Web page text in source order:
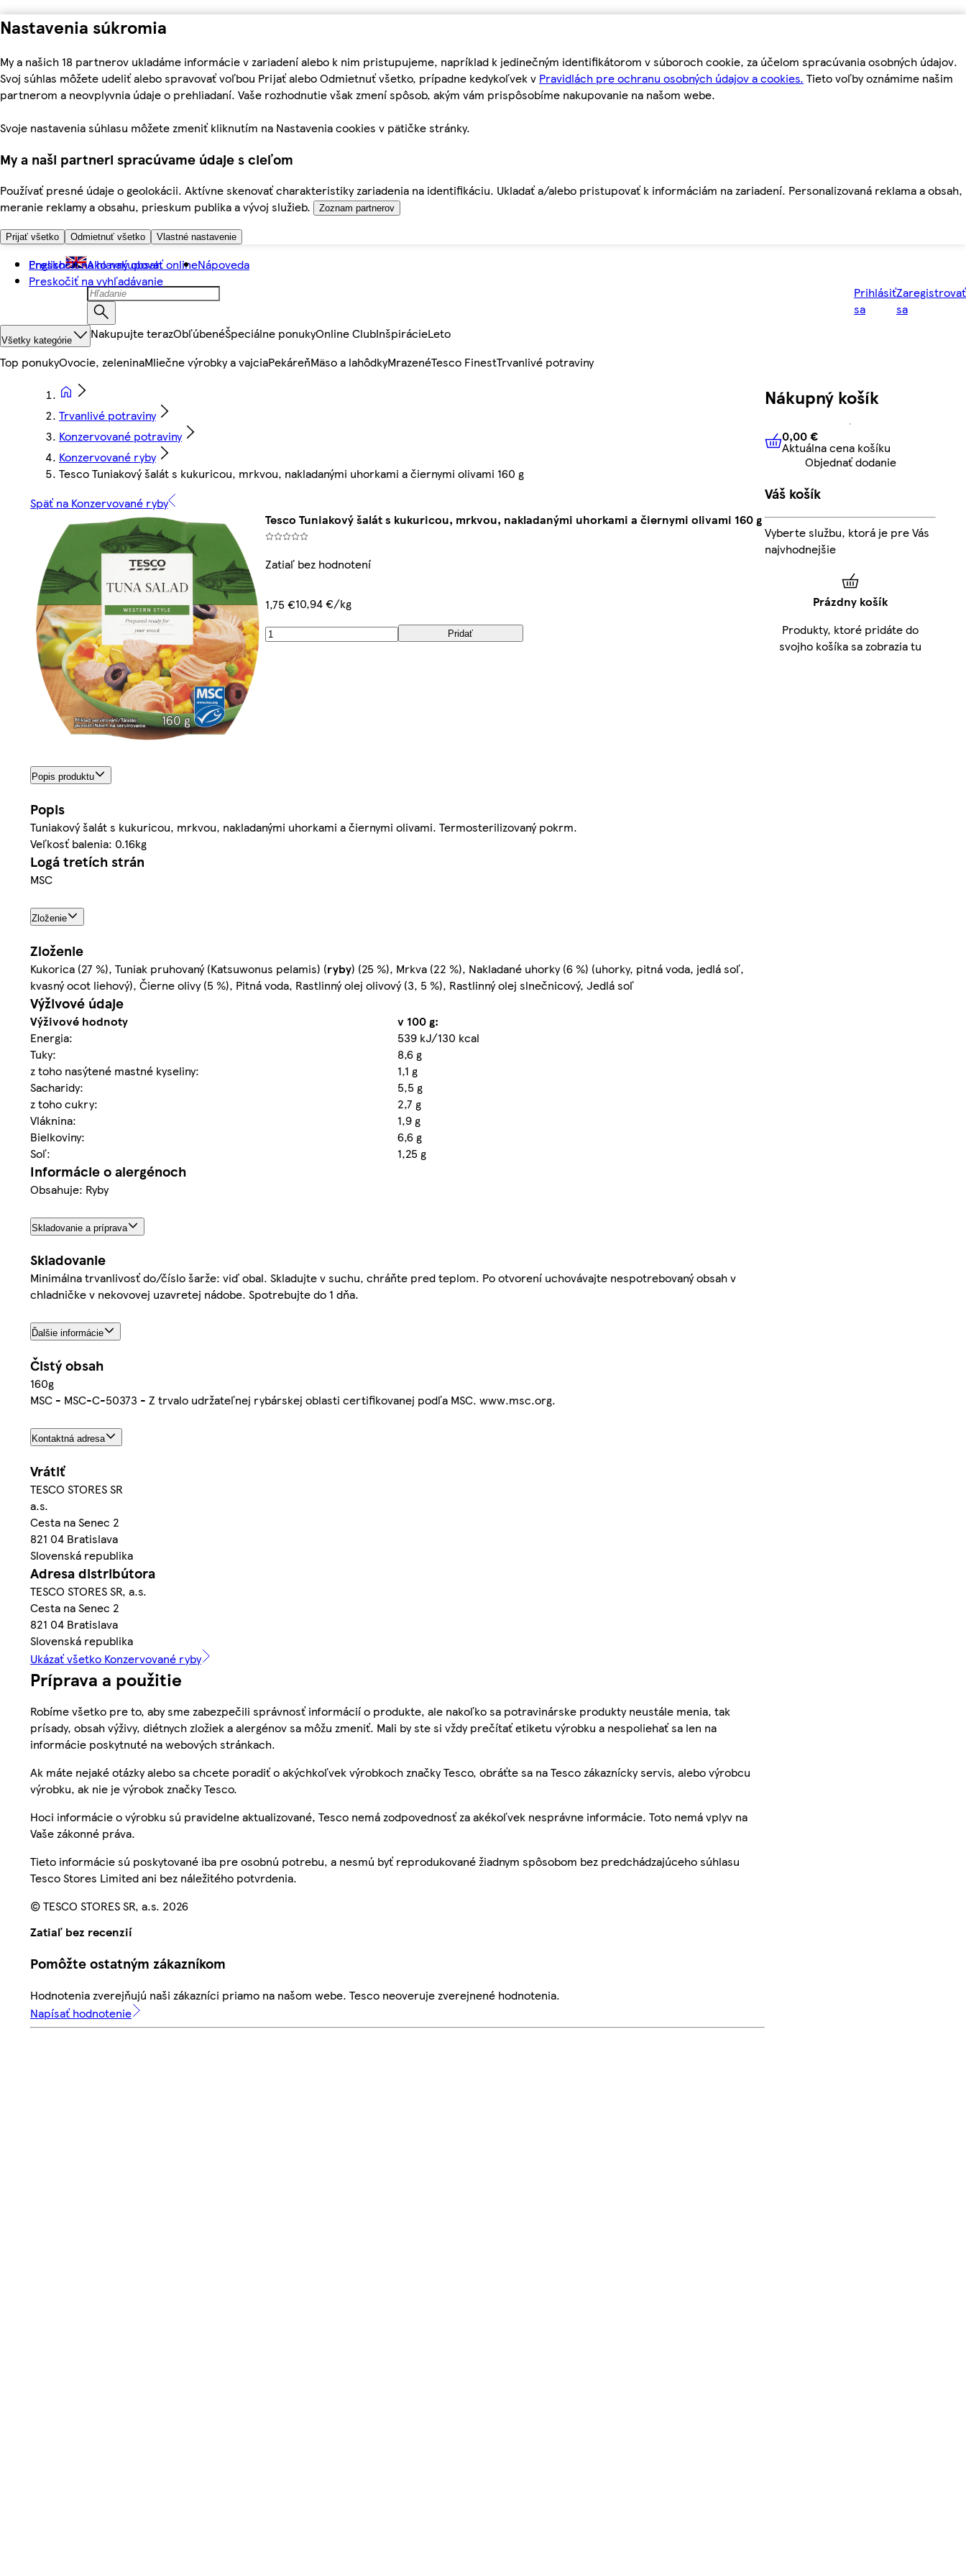
Nastavenia súkromia
My a našich 18 partnerov ukladáme informácie v zariadení alebo k nim pristupujeme, napríklad k jedinečným identifikátorom v súboroch cookie, za účelom spracúvania osobných údajov.
Svoj súhlas môžete udeliť alebo spravovať voľbou Prijať alebo Odmietnuť všetko, prípadne kedykoľvek v Pravidlách pre ochranu osobných údajov a cookies. Tieto voľby oznámime našim
partnerom a neovplyvnia údaje o prehliadaní. Vaše rozhodnutie však zmení spôsob, akým vám prispôsobíme nakupovanie na našom webe.
Svoje nastavenia súhlasu môžete zmeniť kliknutím na Nastavenia cookies v pätičke stránky.
My a naši partneri spracúvame údaje s cieľom
Používať presné údaje o geolokácii. Aktívne skenovať charakteristiky zariadenia na identifikáciu. Ukladať a/alebo pristupovať k informáciám na zariadení. Personalizovaná reklama a obsah,
meranie reklamy a obsahu, prieskum publika a vývoj služieb.
Zoznam partnerov
Prijať všetko Odmietnuť všetko Vlastné nastavenie
Preskočiť na hlavný obsah
Preskočiť na vyhľadávanie
English Ako nakupovať onlineNápoveda
Prihlásiť
sa
Zaregistrovať
sa
Všetky kategórie Nakupujte terazObľúbenéŠpeciálne ponukyOnline ClubInšpirácieLeto
Top ponukyOvocie, zeleninaMliečne výrobky a vajciaPekáreňMäso a lahôdkyMrazenéTesco FinestTrvanlivé potraviny
Trvanlivé potraviny
Konzervované potraviny
Konzervované ryby
Tesco Tuniakový šalát s kukuricou, mrkvou, nakladanými uhorkami a čiernymi olivami 160 g
Späť na Konzervované ryby
Tesco Tuniakový šalát s kukuricou, mrkvou, nakladanými uhorkami a čiernymi olivami 160 g
Zatiaľ bez hodnotení
1,75 €10,94 €/kg
Pridať
Popis produktu
Popis
Tuniakový šalát s kukuricou, mrkvou, nakladanými uhorkami a čiernymi olivami. Termosterilizovaný pokrm.
Veľkosť balenia: 0.16kg
Logá tretích strán
MSC
Zloženie
Zloženie
Kukorica (27 %), Tuniak pruhovaný (Katsuwonus pelamis) (ryby) (25 %), Mrkva (22 %), Nakladané uhorky (6 %) (uhorky, pitná voda, jedlá soľ,
kvasný ocot liehový), Čierne olivy (5 %), Pitná voda, Rastlinný olej olivový (3, 5 %), Rastlinný olej slnečnicový, Jedlá soľ
Výživové údaje
Výživové hodnoty
v 100 g:
Energia:
539 kJ/130 kcal
Tuky:
8,6 g
z toho nasýtené mastné kyseliny:
1,1 g
Sacharidy:
5,5 g
z toho cukry:
2,7 g
Vláknina:
1,9 g
Bielkoviny:
6,6 g
Soľ:
1,25 g
Informácie o alergénoch
Obsahuje: Ryby
Skladovanie a príprava
Skladovanie
Minimálna trvanlivosť do/číslo šarže: viď obal. Skladujte v suchu, chráňte pred teplom. Po otvorení uchovávajte nespotrebovaný obsah v
chladničke v nekovovej uzavretej nádobe. Spotrebujte do 1 dňa.
Ďalšie informácie
Čistý obsah
160g
MSC - MSC-C-50373 - Z trvalo udržateľnej rybárskej oblasti certifikovanej podľa MSC. www.msc.org.
Kontaktná adresa
Vrátiť
TESCO STORES SR
a.s.
Cesta na Senec 2
821 04 Bratislava
Slovenská republika
Adresa distribútora
TESCO STORES SR, a.s.
Cesta na Senec 2
821 04 Bratislava
Slovenská republika
Ukázať všetko Konzervované ryby
Príprava a použitie
Robíme všetko pre to, aby sme zabezpečili správnosť informácií o produkte, ale nakoľko sa potravinárske produkty neustále menia, tak
prísady, obsah výživy, diétnych zložiek a alergénov sa môžu zmeniť. Mali by ste si vždy prečítať etiketu výrobku a nespoliehať sa len na
informácie poskytnuté na webových stránkach.
Ak máte nejaké otázky alebo sa chcete poradiť o akýchkoľvek výrobkoch značky Tesco, obráťte sa na Tesco zákaznícky servis, alebo výrobcu
výrobku, ak nie je výrobok značky Tesco.
Hoci informácie o výrobku sú pravidelne aktualizované, Tesco nemá zodpovednosť za akékoľvek nesprávne informácie. Toto nemá vplyv na
Vaše zákonné práva.
Tieto informácie sú poskytované iba pre osobnú potrebu, a nesmú byť reprodukované žiadnym spôsobom bez predchádzajúceho súhlasu
Tesco Stores Limited ani bez náležitého potvrdenia.
© TESCO STORES SR, a.s. 2026
Zatiaľ bez recenzií
Pomôžte ostatným zákazníkom
Hodnotenia zverejňujú naši zákazníci priamo na našom webe. Tesco neoveruje zverejnené hodnotenia.
Napísať hodnotenie
Nákupný košík
0,00 € Aktuálna cena košíku
0,00 €
Aktuálna cena košíku
Objednať dodanie
Váš košík
Vyberte službu, ktorá je pre Vás
najvhodnejšie
Prázdny košík
Produkty, ktoré pridáte do
svojho košíka sa zobrazia tu